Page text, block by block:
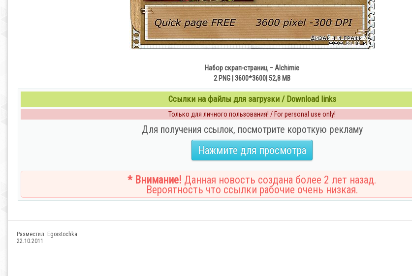
Набор скрап-страниц – Alchimie
2 PNG | 3600*3600| 52,8 MB
Ссылки на файлы для загрузки / Download links
Только для личного пользования! / For personal use only!
Для получения ссылок, посмотрите короткую рекламу
Нажмите для просмотра
* Внимание! Данная новость создана более 2 лет назад.
Вероятность что ссылки рабочие очень низкая.
Разместил: Egoistochka
22.10.2011